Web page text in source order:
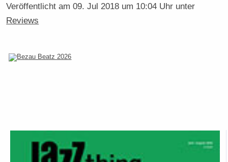
Veröffentlicht am09. Jul 2018 um 10:04 Uhr unter
Reviews